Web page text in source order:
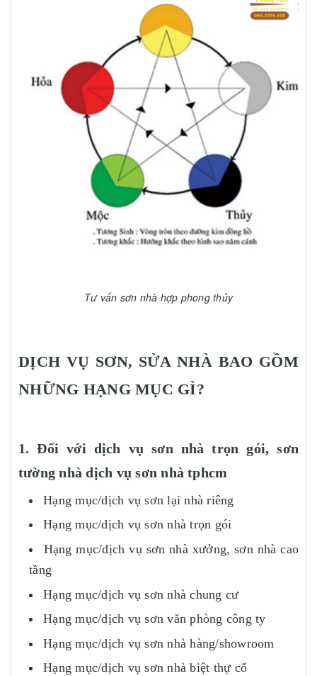
Tư vấn sơn nhà hợp phong thủy
DỊCH VỤ SƠN, SỬA NHÀ BAO GỒM
NHỮNG HẠNG MỤC GÌ?
1. Đối với dịch vụ sơn nhà trọn gói, sơn
tường nhà dịch vụ sơn nhà tphcm
Hạng mục/dịch vụ sơn lại nhà riêng
Hạng mục/dịch vụ sơn nhà trọn gói
Hạng mục/dịch vụ sơn nhà xưởng, sơn nhà cao
tầng
Hạng mục/dịch vụ sơn nhà chung cư
Hạng mục/dịch vụ sơn văn phòng công ty
Hạng mục/dịch vụ sơn nhà hàng/showroom
Hạng mục/dịch vụ sơn nhà biệt thự cổ